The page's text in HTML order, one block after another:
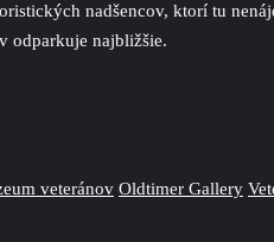
nadšencov, ktorí tu
odparkuje najbližšie.
veteránov Oldtimer Gallery